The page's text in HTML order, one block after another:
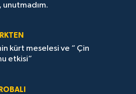
unutmadım.
kürt meselesi ve “ Çin
etkisi”